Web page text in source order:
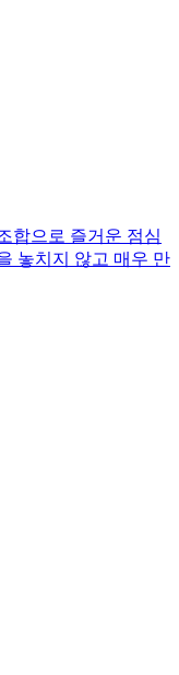
합으로 즐거운 점심
놓치지 않고 매우 만